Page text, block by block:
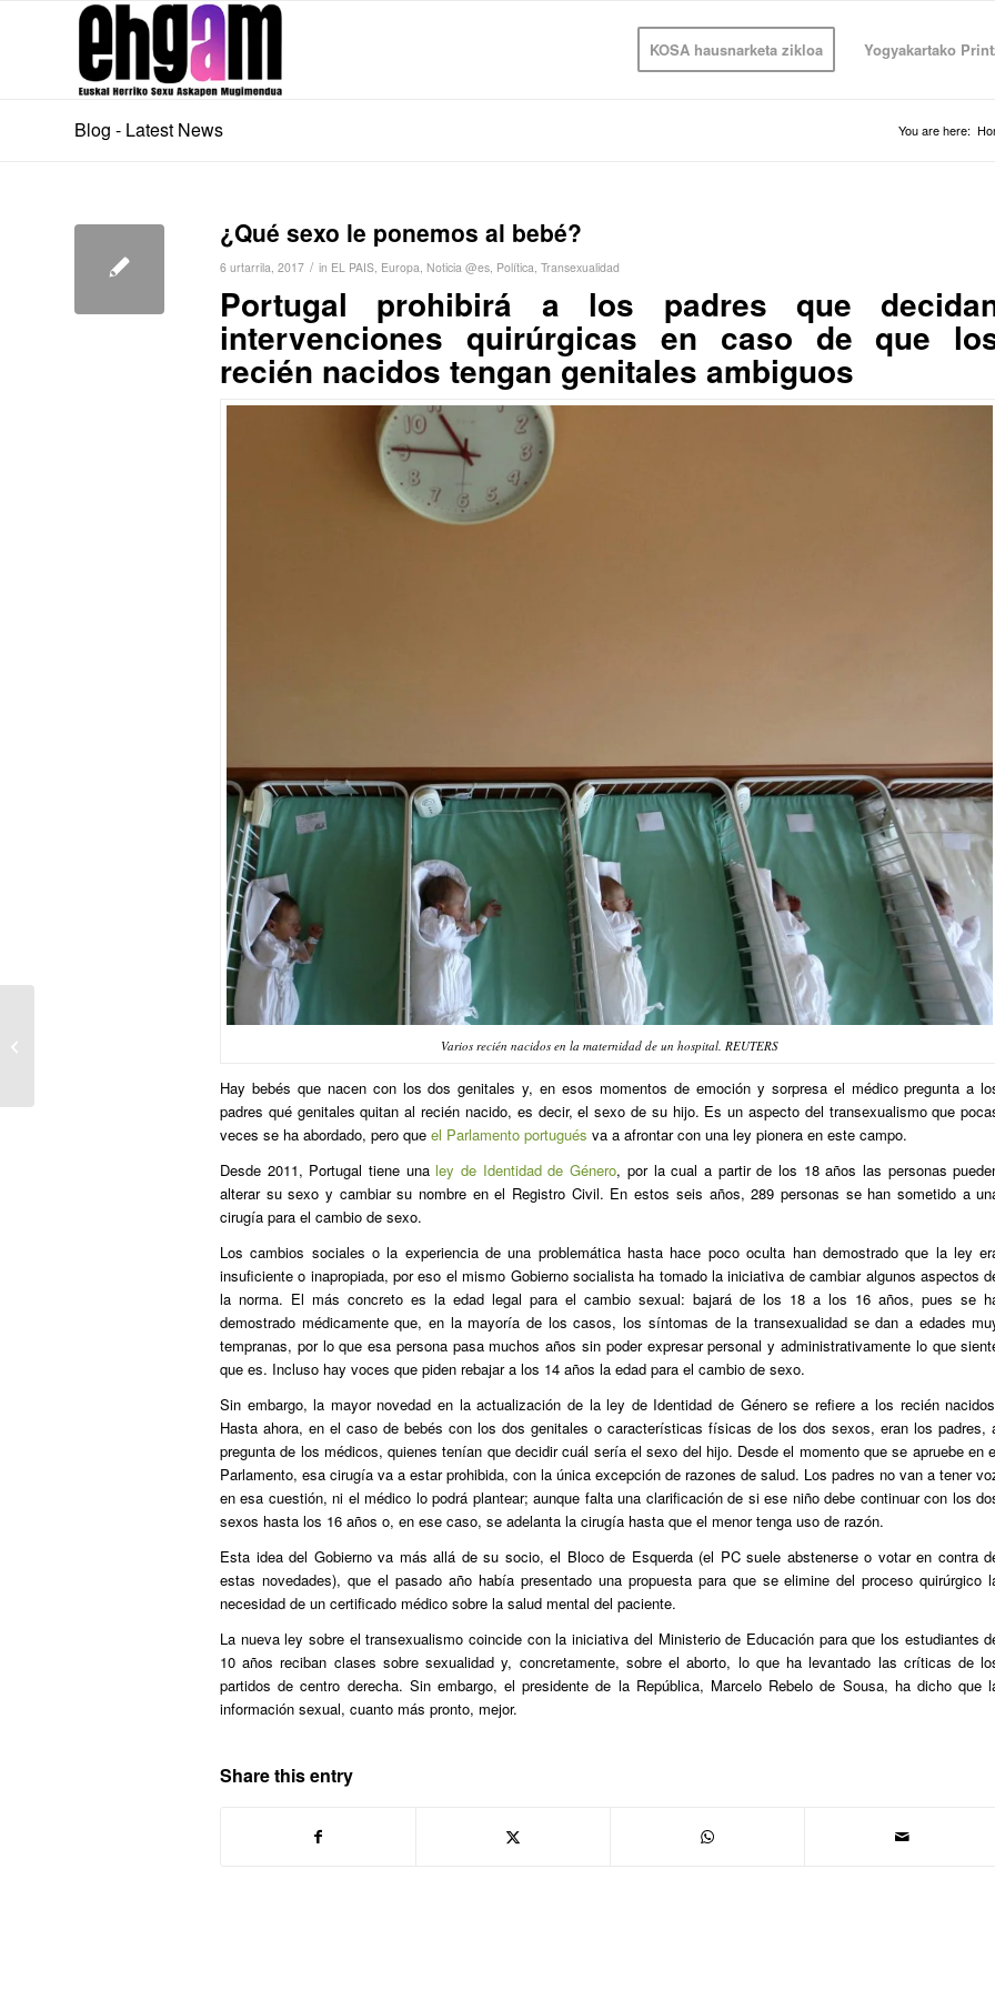
KOSA hausnarketa zikloa Yogyakartako
Blog - Latest News You are here:
¿Qué sexo le ponemos al bebé?
6 urtarrila, 2017 / in EL PAIS, Europa, Noticia @es, Política, Transexualidad
Portugal prohibirá a los padres que
intervenciones quirúrgicas en caso de que
recién nacidos tengan genitales ambiguos
Varios recién nacidos en la maternidad de un hospital. REUTERS
Hay bebés que nacen con los dos genitales y, en esos momentos de emoción y sorpresa el médico pregunta a
padres qué genitales quitan al recién nacido, es decir, el sexo de su hijo. Es un aspecto del transexualismo que
veces se ha abordado, pero que el Parlamento portugués va a afrontar con una ley pionera en este campo.
Desde 2011, Portugal tiene unaley de Identidad de Género, por la cual a partir de los 18 años las personas
alterar su sexo y cambiar su nombre en el Registro Civil. En estos seis años, 289 personas se han sometido a
cirugía para el cambio de sexo.
Los cambios sociales o la experiencia de una problemática hasta hace poco oculta han demostrado que la ley
insuficiente o inapropiada, por eso el mismo Gobierno socialista ha tomado la iniciativa de cambiar algunos aspectos
la norma. El más concreto es la edad legal para el cambio sexual: bajará de los 18 a los 16 años, pues se
demostrado médicamente que, en la mayoría de los casos, los síntomas de la transexualidad se dan a edades
tempranas, por lo que esa persona pasa muchos años sin poder expresar personal y administrativamente lo que
que es. Incluso hay voces que piden rebajar a los 14 años la edad para el cambio de sexo.
Sin embargo, la mayor novedad en la actualización de la ley de Identidad de Género se refiere a los recién
Hasta ahora, en el caso de bebés con los dos genitales o características físicas de los dos sexos, eran los padres,
pregunta de los médicos, quienes tenían que decidir cuál sería el sexo del hijo. Desde el momento que se apruebe en
Parlamento, esa cirugía va a estar prohibida, con la única excepción de razones de salud. Los padres no van a tener
en esa cuestión, ni el médico lo podrá plantear; aunque falta una clarificación de si ese niño debe continuar con los
sexos hasta los 16 años o, en ese caso, se adelanta la cirugía hasta que el menor tenga uso de razón.
Esta idea del Gobierno va más allá de su socio, el Bloco de Esquerda (el PC suele abstenerse o votar en contra
estas novedades), que el pasado año había presentado una propuesta para que se elimine del proceso quirúrgico
necesidad de un certificado médico sobre la salud mental del paciente.
La nueva ley sobre el transexualismo coincide con la iniciativa del Ministerio de Educación para que los estudiantes
10 años reciban clases sobre sexualidad y, concretamente, sobre el aborto, lo que ha levantado las críticas de
partidos de centro derecha. Sin embargo, el presidente de la República, Marcelo Rebelo de Sousa, ha dicho que
información sexual, cuanto más pronto, mejor.
Share this entry